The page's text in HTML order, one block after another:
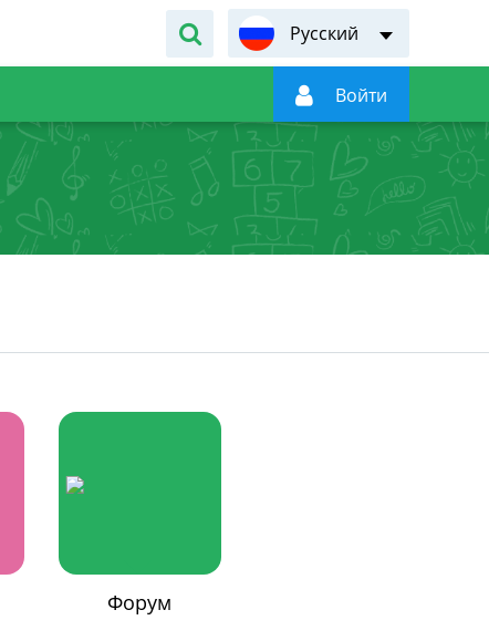
Русский
 Войти
Форум